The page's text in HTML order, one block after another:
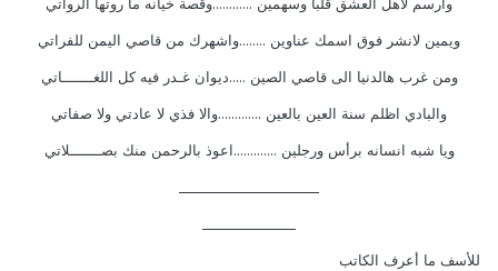
وارسم لاهل العشق قلبا وسهمين ............وقصة خيانه ما روتها الرواتي
ويمين لانشر فوق اسمك عناوين ........واشهرك من قاصي اليمن للفراتي
ومن غرب هالدنيا الى قاصي الصين .....ديوان غـدر فيه كل اللغـــــــاتي
والبادي اظلم سنة العين بالعين .............والا فذي لا عادتي ولا صفاتي
ويا شبه انسانه برأس ورجلين .............اعوذ بالرحمن منك بصـــــــلاتي
للأسف ما أعرف الكاتب